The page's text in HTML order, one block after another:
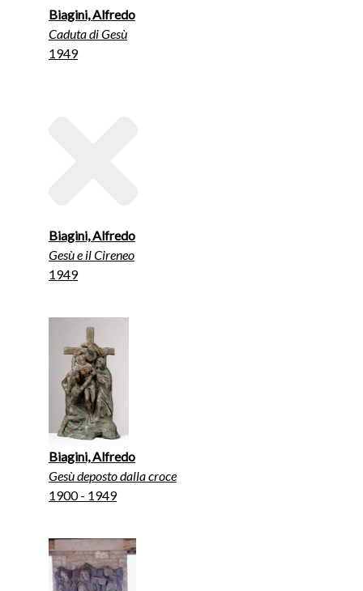
Biagini, Alfredo
Caduta di Gesù
1949
Biagini, Alfredo
Gesù e il Cireneo
1949
Biagini, Alfredo
Gesù deposto dalla croce
1900 - 1949